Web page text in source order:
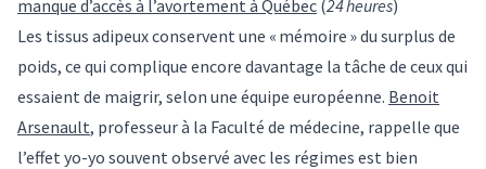
manque d’accès à l’avortement à Québec (24 heures)
Les tissus adipeux conservent une « mémoire » du surplus de
poids, ce qui complique encore davantage la tâche de ceux qui
essaient de maigrir, selon une équipe européenne. Benoit
Arsenault, professeur à la Faculté de médecine, rappelle que
l’effet yo-yo souvent observé avec les régimes est bien